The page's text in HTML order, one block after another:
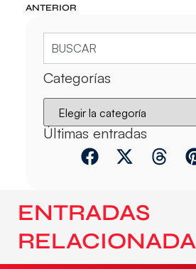
ANTERIOR
Categorías
Últimas entradas
ENTRADAS